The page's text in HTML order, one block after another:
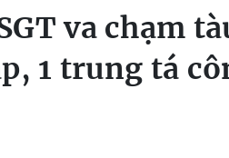
va chạm
1 trung tá